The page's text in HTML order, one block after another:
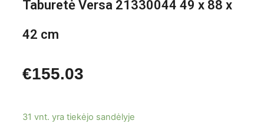
Taburetė Versa 21330044 49 x 88 x
42 cm
€155.03
31 vnt. yra tiekėjo sandėlyje